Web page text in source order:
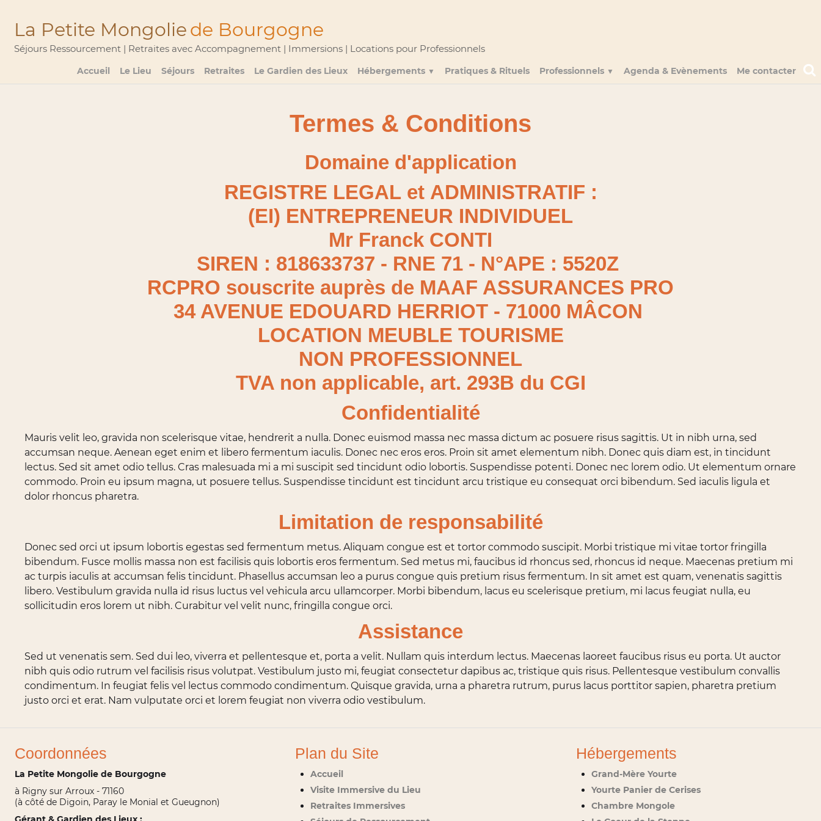
La Petite Mongoliede Bourgogne
Séjours Ressourcement | Retraites avec Accompagnement | Immersions | Locations pour Professionnels
Accueil Le Lieu Séjours Retraites Le Gardien des Lieux Hébergements ▼ Pratiques & Rituels Professionnels ▼ Agenda & Evènements Me contacter
Termes & Conditions
Domaine d'application
REGISTRE LEGAL et ADMINISTRATIF :
(EI) ENTREPRENEUR INDIVIDUEL
Mr Franck CONTI
SIREN : 818633737 - RNE 71 - N°APE : 5520Z
RCPRO souscrite auprès de MAAF ASSURANCES PRO
34 AVENUE EDOUARD HERRIOT - 71000 MÂCON
LOCATION MEUBLE TOURISME
NON PROFESSIONNEL
TVA non applicable, art. 293B du CGI
Confidentialité
Mauris velit leo, gravida non scelerisque vitae, hendrerit a nulla. Donec euismod massa nec massa dictum ac posuere risus sagittis. Ut in nibh urna, sed
accumsan neque. Aenean eget enim et libero fermentum iaculis. Donec nec eros eros. Proin sit amet elementum nibh. Donec quis diam est, in tincidunt
lectus. Sed sit amet odio tellus. Cras malesuada mi a mi suscipit sed tincidunt odio lobortis. Suspendisse potenti. Donec nec lorem odio. Ut elementum ornare
commodo. Proin eu ipsum magna, ut posuere tellus. Suspendisse tincidunt est tincidunt arcu tristique eu consequat orci bibendum. Sed iaculis ligula et
dolor rhoncus pharetra.
Limitation de responsabilité
Donec sed orci ut ipsum lobortis egestas sed fermentum metus. Aliquam congue est et tortor commodo suscipit. Morbi tristique mi vitae tortor fringilla
bibendum. Fusce mollis massa non est facilisis quis lobortis eros fermentum. Sed metus mi, faucibus id rhoncus sed, rhoncus id neque. Maecenas pretium mi
ac turpis iaculis at accumsan felis tincidunt. Phasellus accumsan leo a purus congue quis pretium risus fermentum. In sit amet est quam, venenatis sagittis
libero. Vestibulum gravida nulla id risus luctus vel vehicula arcu ullamcorper. Morbi bibendum, lacus eu scelerisque pretium, mi lacus feugiat nulla, eu
sollicitudin eros lorem ut nibh. Curabitur vel velit nunc, fringilla congue orci.
Assistance
Sed ut venenatis sem. Sed dui leo, viverra et pellentesque et, porta a velit. Nullam quis interdum lectus. Maecenas laoreet faucibus risus eu porta. Ut auctor
nibh quis odio rutrum vel facilisis risus volutpat. Vestibulum justo mi, feugiat consectetur dapibus ac, tristique quis risus. Pellentesque vestibulum convallis
condimentum. In feugiat felis vel lectus commodo condimentum. Quisque gravida, urna a pharetra rutrum, purus lacus porttitor sapien, pharetra pretium
justo orci et erat. Nam vulputate orci et lorem feugiat non viverra odio vestibulum.
Coordonnées
La Petite Mongolie de Bourgogne
à Rigny sur Arroux - 71160
(à côté de Digoin, Paray le Monial et Gueugnon)
Plan du Site
Accueil
Visite Immersive du Lieu
Retraites Immersives
Hébergements
Grand-Mère Yourte
Yourte Panier de Cerises
Chambre Mongole